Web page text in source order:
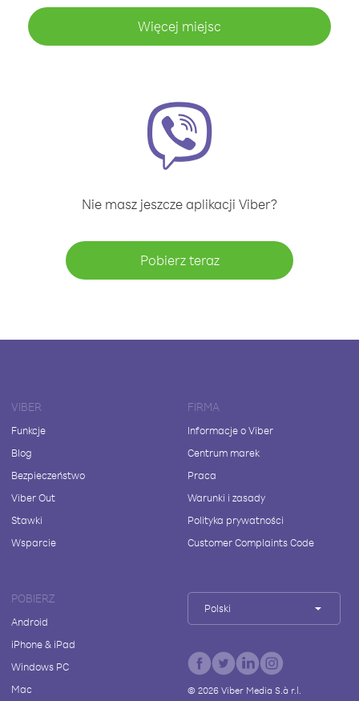
Więcej miejsc
Nie masz jeszcze aplikacji Viber?
Pobierz teraz
VIBER
Funkcje
Blog
Bezpieczeństwo
Viber Out
Stawki
Wsparcie
FIRMA
Informacje o Viber
Centrum marek
Praca
Warunki i zasady
Polityka prywatności
Customer Complaints Code
POBIERZ
Android
iPhone & iPad
Windows PC
Mac
Polski
© 2026Viber Media S.à r.l.